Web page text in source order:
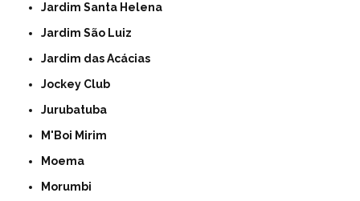
Jardim Santa Helena
Jardim São Luiz
Jardim das Acácias
Jockey Club
Jurubatuba
M'Boi Mirim
Moema
Morumbi